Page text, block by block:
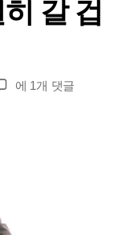
갈 겁
KudoTranslate:
에 1개 댓글